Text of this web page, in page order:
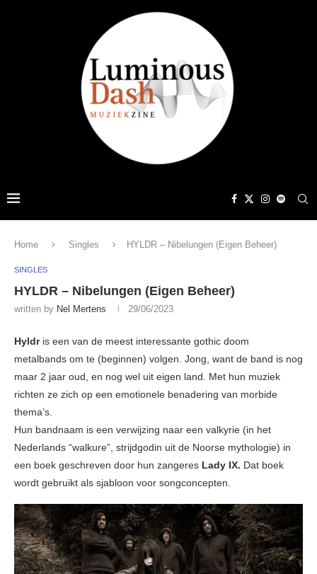
Home Singles HYLDR – Nibelungen (Eigen Beheer)
SINGLES
HYLDR – Nibelungen (Eigen Beheer)
written by Nel Mertens 29/06/2023
Hyldr is een van de meest interessante gothic doom
metalbands om te (beginnen) volgen. Jong, want de band is nog
maar 2 jaar oud, en nog wel uit eigen land. Met hun muziek
richten ze zich op een emotionele benadering van morbide
thema’s.
Hun bandnaam is een verwijzing naar een valkyrie (in het
Nederlands “walkure”, strijdgodin uit de Noorse mythologie) in
een boek geschreven door hun zangeres Lady IX. Dat boek
wordt gebruikt als sjabloon voor songconcepten.